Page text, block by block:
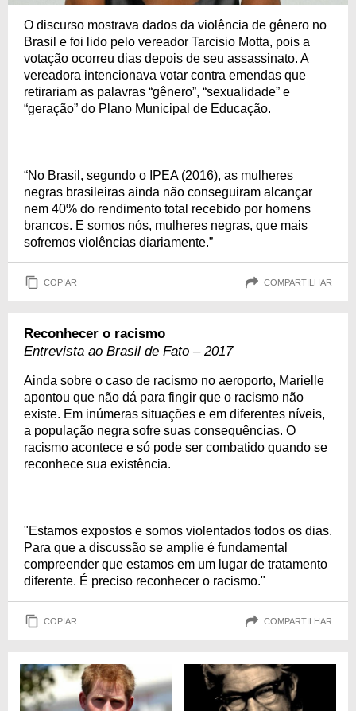
O discurso mostrava dados da violência de gênero no
Brasil e foi lido pelo vereador Tarcisio Motta, pois a
votação ocorreu dias depois de seu assassinato. A
vereadora intencionava votar contra emendas que
retirariam as palavras “gênero”, “sexualidade” e
“geração” do Plano Municipal de Educação.
“No Brasil, segundo o IPEA (2016), as mulheres
negras brasileiras ainda não conseguiram alcançar
nem 40% do rendimento total recebido por homens
brancos. E somos nós, mulheres negras, que mais
sofremos violências diariamente.”
COPIAR COMPARTILHAR
Reconhecer o racismo
Entrevista ao Brasil de Fato – 2017
Ainda sobre o caso de racismo no aeroporto, Marielle
apontou que não dá para fingir que o racismo não
existe. Em inúmeras situações e em diferentes níveis,
a população negra sofre suas consequências. O
racismo acontece e só pode ser combatido quando se
reconhece sua existência.
"Estamos expostos e somos violentados todos os dias.
Para que a discussão se amplie é fundamental
compreender que estamos em um lugar de tratamento
diferente. É preciso reconhecer o racismo."
COPIAR COMPARTILHAR